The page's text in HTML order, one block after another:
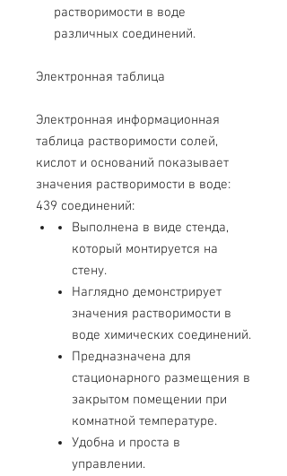
растворимости в воде
различных соединений.
Электронная таблица
Электронная информационная
таблица растворимости солей,
кислот и оснований показывает
значения растворимости в воде:
439 соединений:
Выполнена в виде стенда,
который монтируется на
стену.
Наглядно демонстрирует
значения растворимости в
воде химических соединений.
Предназначена для
стационарного размещения в
закрытом помещении при
комнатной температуре.
Удобна и проста в
управлении.